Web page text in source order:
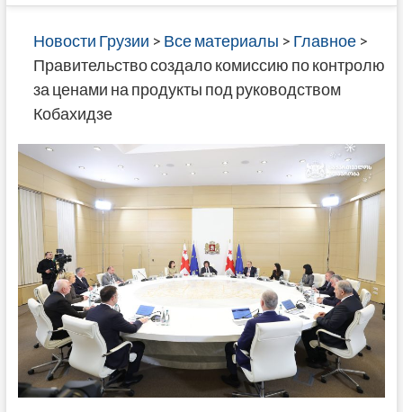
ГРУЗИИ
САЙТЕ
e
n
u
t
o
n
Новости Грузии > Все материалы > Главное>
Правительство создало комиссию по контролю
за ценами на продукты под руководством
Кобахидзе